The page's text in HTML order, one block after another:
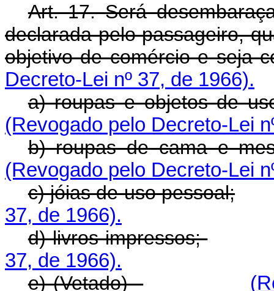
Art. 17. Será
declarada pelo passageiro,
objetivo de comércio e seja
Decreto-Lei nº 37, de 1966).
a) roupas e objetos de
(Revogado pelo Decreto-Lei
b) roupas de cama e
(Revogado pelo Decreto-Lei
c) jóias de uso pessoal;
37, de 1966).
d) livros impressos;
37, de 1966).
e) (Vetado)